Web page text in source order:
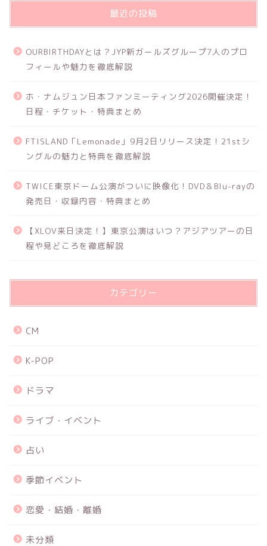
最近の投稿
OURBIRTHDAYとは？JYP新ガールズグループ7人のプロ
フィールや魅力を徹底解説
ホ・ナムジュン日本ファンミーティング2026開催決定！
日程・チケット・特典まとめ
FTISLAND「Lemonade」9月2日リリース決定！21stシ
ングルの魅力と特典を徹底解説
TWICE東京ドーム公演がついに映像化！DVD＆Blu-rayの
発売日・収録内容・特典まとめ
【XLOV来日決定！】東京公演はいつ？アジアツアーの日
程や見どころを徹底解説
カテゴリー
CM
K-POP
ドラマ
ライブ・イベント
占い
季節イベント
恋愛・結婚・離婚
未分類